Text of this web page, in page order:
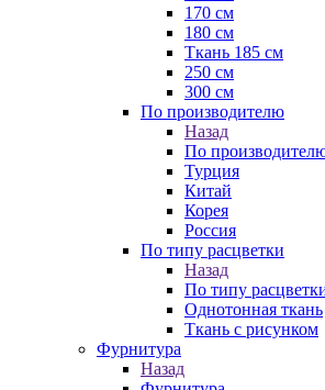
170 см
180 см
Ткань 185 см
250 см
300 см
По производителю
Назад
По
Турция
Китай
Корея
Россия
По типу расцветки
Назад
По типу
Однотонная ткань
Ткань с рисунком
Фурнитура
Назад